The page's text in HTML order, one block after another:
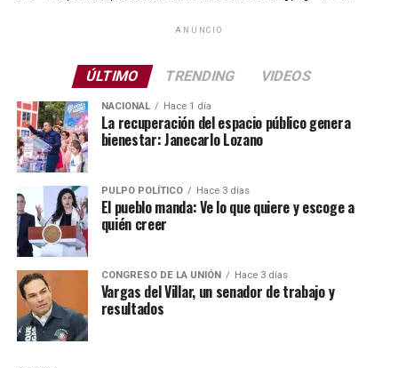
ANUNCIO
ÚLTIMO TRENDING VIDEOS
NACIONAL Hace 1 día
La recuperación del espacio público genera
bienestar: Janecarlo Lozano
PULPO POLÍTICO Hace 3 días
El pueblo manda: Ve lo que quiere y escoge a
quién creer
CONGRESO DE LA UNIÓN Hace 3 días
Vargas del Villar, un senador de trabajo y
resultados